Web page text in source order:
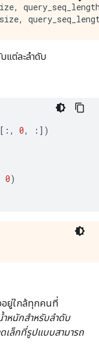
แต่ละลำดับ
[:, 0,
:])
0)
อยู่ใกล้ทุกคนที่
หนักสำหรับลำดับ
เล็กที่รูปแบบสามารถ